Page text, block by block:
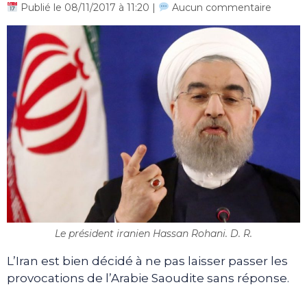
Publié le 08/11/2017 à 11:20 | Aucun commentaire
Le président iranien Hassan Rohani. D. R.
L’Iran est bien décidé à ne pas laisser passer les
provocations de l’Arabie Saoudite sans réponse.